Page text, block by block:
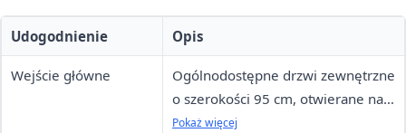
Udogodnienie Opis
Wejście główne
Ogólnodostępne drzwi zewnętrzne
o szerokości 95 cm, otwierane na
zewnątrz
Pokaż więcej